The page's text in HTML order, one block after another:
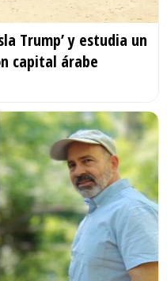
Trump’ y estudia un
capital árabe